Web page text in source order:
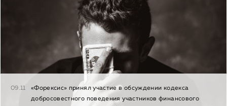
09.11
«Форексис» принял участие в обсуждении кодекса
добросовестного поведения участников финансового